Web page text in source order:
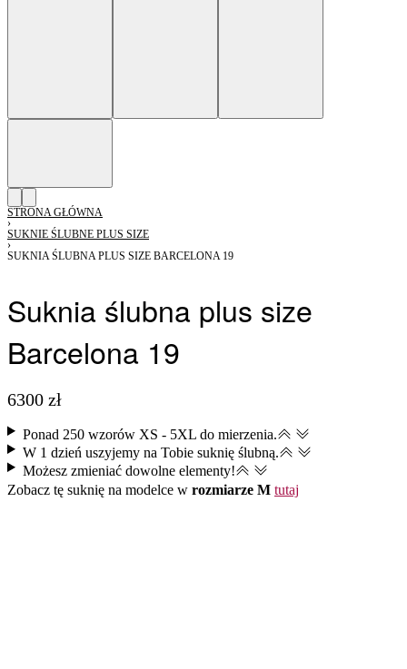
STRONA GŁÓWNA
›
SUKNIE ŚLUBNE PLUS SIZE
›
SUKNIA ŚLUBNA PLUS SIZE BARCELONA 19
Suknia ślubna plus size
Barcelona 19
6300 zł
Ponad 250 wzorów XS - 5XL do mierzenia.
W 1 dzień uszyjemy na Tobie suknię ślubną.
Możesz zmieniać dowolne elementy​!
ZAREZERWUJ TERMIN SZYCIA
Zobacz tę suknię na modelce w rozmiarze M tutaj